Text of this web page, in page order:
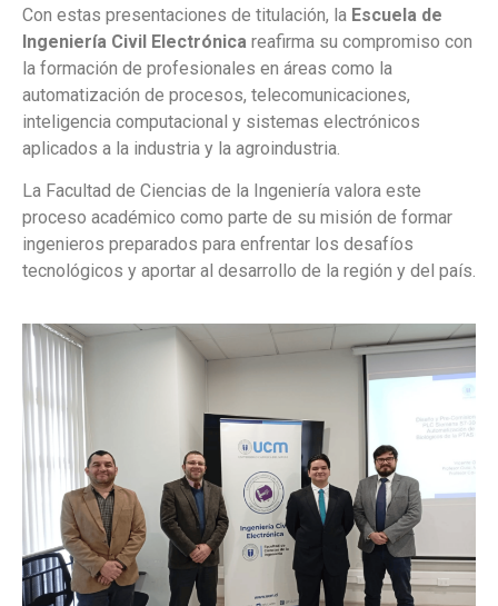
Con estas presentaciones de titulación, la Escuela de
Ingeniería Civil Electrónica reafirma su compromiso con
la formación de profesionales en áreas como la
automatización de procesos, telecomunicaciones,
inteligencia computacional y sistemas electrónicos
aplicados a la industria y la agroindustria.
La Facultad de Ciencias de la Ingeniería valora este
proceso académico como parte de su misión de formar
ingenieros preparados para enfrentar los desafíos
tecnológicos y aportar al desarrollo de la región y del país.